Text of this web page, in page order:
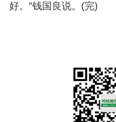
好。”钱国良说。(完)